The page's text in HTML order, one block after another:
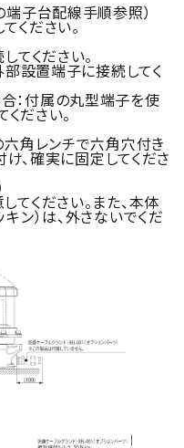
子台配線手順参照）
ください。
てください。
設置端子に接続してく
付属の丸型端子を使
ださい。
角レンチで六角穴付き
、確実に固定してくださ
ください。また、本体
ン）は、外さないでくだ